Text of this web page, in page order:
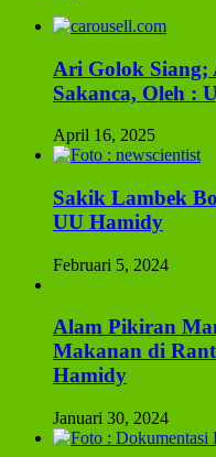
Ari Golok Siang;
Sakanca, Oleh :
April 16, 2025
Sakik Lambek
UU Hamidy
Februari 5, 2024
Alam Pikiran
Makanan di
Hamidy
Januari 30, 2024